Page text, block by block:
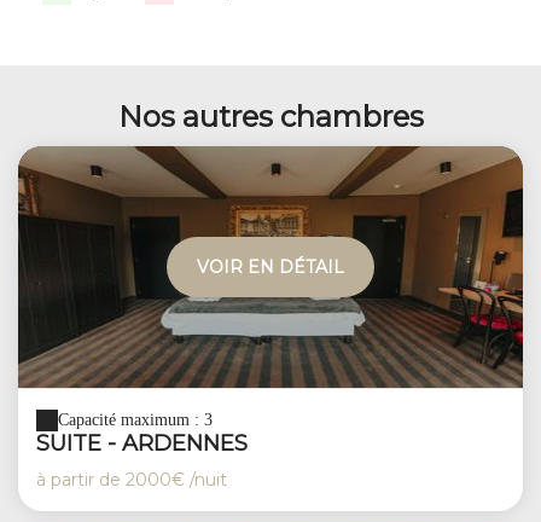
Nos autres chambres
VOIR EN DÉTAIL
Capacité maximum : 3
SUITE - ARDENNES
à partir de 2000€ /nuit